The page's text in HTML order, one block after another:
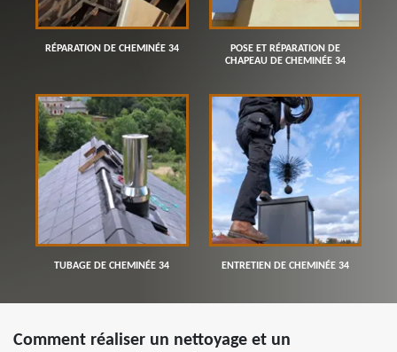
RÉPARATION DE CHEMINÉE 34
POSE ET RÉPARATION DE
CHAPEAU DE CHEMINÉE 34
TUBAGE DE CHEMINÉE 34 ENTRETIEN DE CHEMINÉE 34
Comment réaliser un nettoyage et un